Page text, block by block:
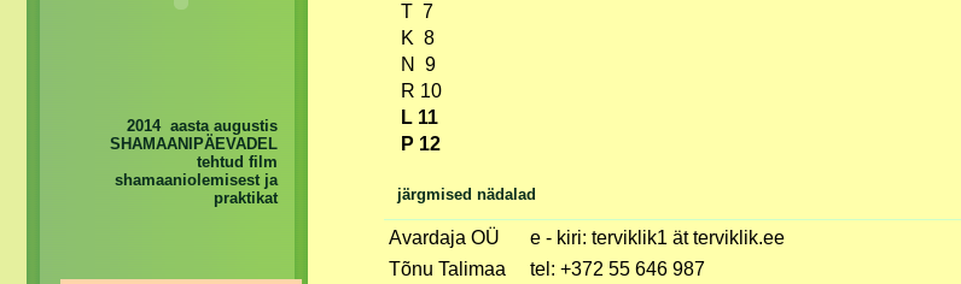
T 7
K 8
N 9
R 10
L 11
P 12
järgmised nädalad
Avardaja OÜ
e - kiri: terviklik1 ät terviklik.ee
Tõnu Talimaa
tel: +372 55 646 987
2014 aasta augustis
SHAMAANIPÄEVADEL
tehtud film
shamaaniolemisest ja
praktikat